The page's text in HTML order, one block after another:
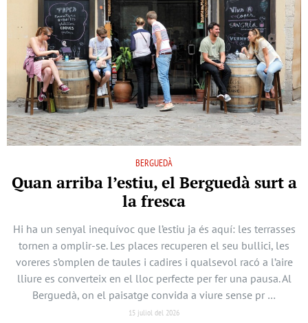
BERGUEDÀ
Quan arriba l’estiu, el Berguedà surt a
la fresca
Hi ha un senyal inequívoc que l’estiu ja és aquí: les terrasses
tornen a omplir-se. Les places recuperen el seu bullici, les
voreres s’omplen de taules i cadires i qualsevol racó a l’aire
lliure es converteix en el lloc perfecte per fer una pausa. Al
Berguedà, on el paisatge convida a viure sense pr …
15 juliol del 2026